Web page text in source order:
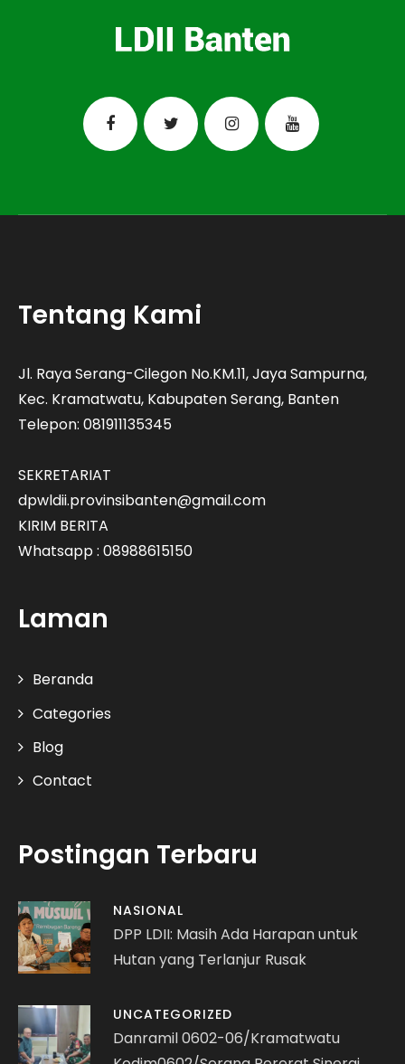
Tentang Kami
Jl. Raya Serang-Cilegon No.KM.11, Jaya Sampurna,
Kec. Kramatwatu, Kabupaten Serang, Banten
Telepon: 081911135345
SEKRETARIAT
dpwldii.provinsibanten@gmail.com
KIRIM BERITA
Whatsapp : 08988615150
Laman
Beranda
Categories
Blog
Contact
Postingan Terbaru
NASIONAL
DPP LDII: Masih Ada Harapan untuk
Hutan yang Terlanjur Rusak
UNCATEGORIZED
Danramil 0602-06/Kramatwatu